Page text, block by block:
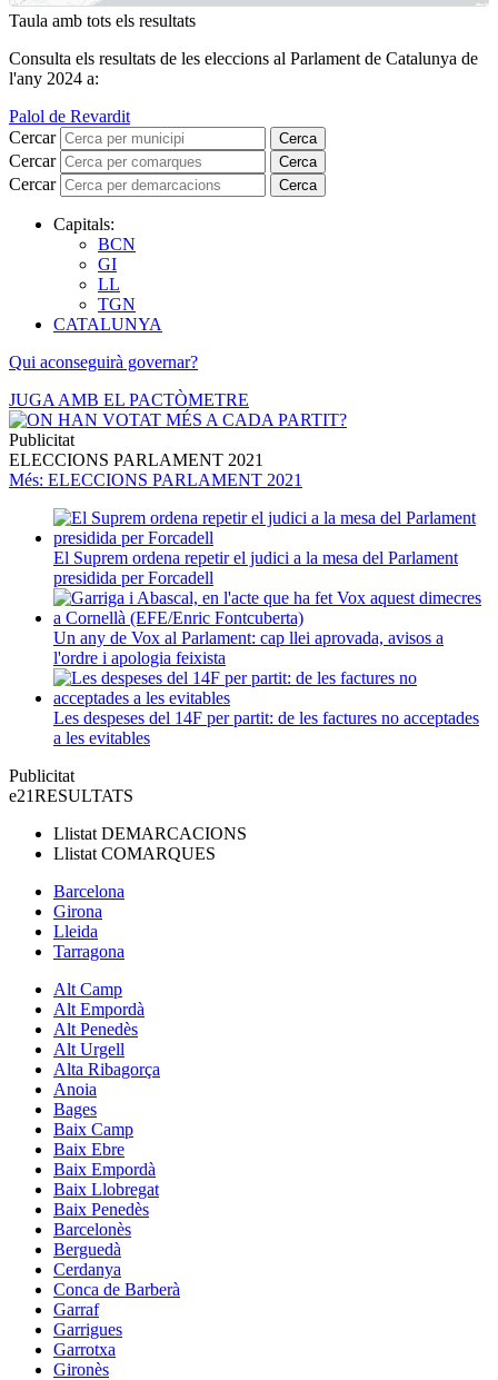
Taula amb tots els resultats
Consulta els resultats de les eleccions al Parlament de Catalunya de
l'any 2024 a:
Palol de Revardit
Cercar
Cerca
Cercar Cerca
Cercar Cerca
Capitals:
BCN
GI
LL
TGN
CATALUNYA
Qui aconseguirà governar?
JUGA AMB EL PACTÒMETRE
Publicitat
ELECCIONS PARLAMENT 2021
Més: ELECCIONS PARLAMENT 2021
El Suprem ordena repetir el judici a la mesa del Parlament
presidida per Forcadell
Un any de Vox al Parlament: cap llei aprovada, avisos a
l'ordre i apologia feixista
Les despeses del 14F per partit: de les factures no acceptades
a les evitables
Publicitat
e21RESULTATS
Llistat DEMARCACIONS
Llistat COMARQUES
Barcelona
Girona
Lleida
Tarragona
Alt Camp
Alt Empordà
Alt Penedès
Alt Urgell
Alta Ribagorça
Anoia
Bages
Baix Camp
Baix Ebre
Baix Empordà
Baix Llobregat
Baix Penedès
Barcelonès
Berguedà
Cerdanya
Conca de Barberà
Garraf
Garrigues
Garrotxa
Gironès